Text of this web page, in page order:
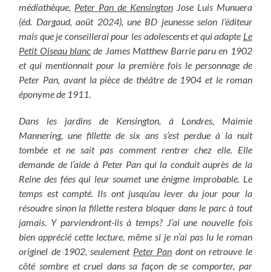
médiathèque, Peter Pan de KensingtonJose Luis Munuera
(éd. Dargaud, août 2024), une BD jeunesse selon l’éditeur
mais que je conseillerai pour les adolescents et qui adapte Le
Petit Oiseau blanc de James Matthew Barrie paru en 1902
et qui mentionnait pour la première fois le personnage de
Peter Pan, avant la pièce de théâtre de 1904 et le roman
éponyme de 1911.
Dans les jardins de Kensington, à Londres, Maimie
Mannering, une fillette de six ans s’est perdue à la nuit
tombée et ne sait pas comment rentrer chez elle. Elle
demande de l’aide à Peter Pan qui la conduit auprès de la
Reine des fées qui leur soumet une énigme improbable. Le
temps est compté. Ils ont jusqu’au lever du jour pour la
résoudre sinon la fillette restera bloquer dans le parc à tout
jamais. Y parviendront-ils à temps? J’ai une nouvelle fois
bien apprécié cette lecture, même si je n’ai pas lu le roman
originel de 1902, seulement Peter Pan dont on retrouve le
côté sombre et cruel dans sa façon de se comporter, par